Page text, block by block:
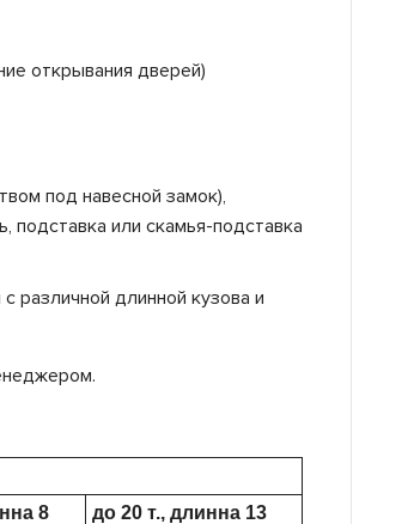
открывания дверей)
под навесной замок),
подставка или скамья-подставка
различной длинной кузова и
8
до 20 т., длинна 13